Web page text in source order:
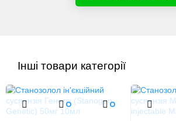
Інші товари категорії
0 0